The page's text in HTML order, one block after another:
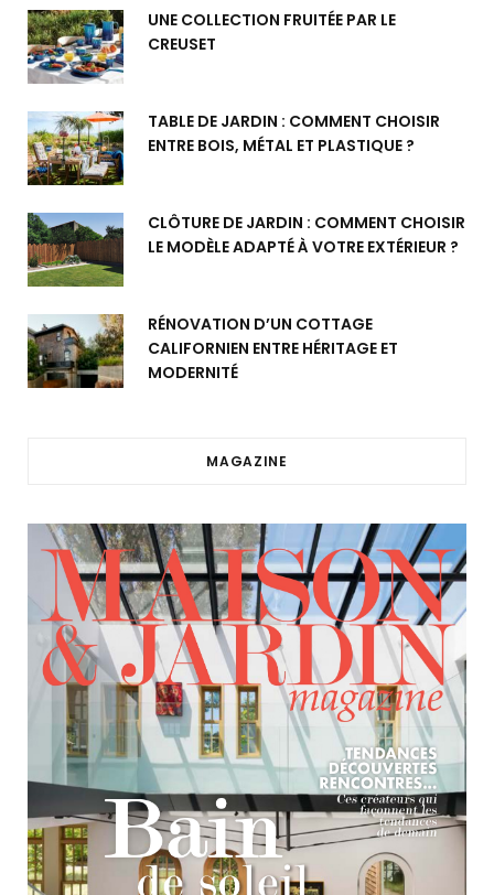
UNE COLLECTION FRUITÉE PAR LE
CREUSET
TABLE DE JARDIN : COMMENT CHOISIR
ENTRE BOIS, MÉTAL ET PLASTIQUE ?
CLÔTURE DE JARDIN : COMMENT CHOISIR
LE MODÈLE ADAPTÉ À VOTRE EXTÉRIEUR ?
RÉNOVATION D’UN COTTAGE
CALIFORNIEN ENTRE HÉRITAGE ET
MODERNITÉ
MAGAZINE